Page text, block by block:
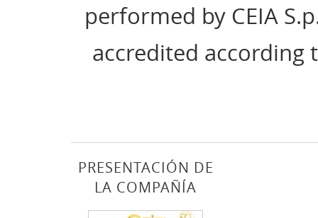
performed by CEIA
accredited according
PRESENTACIÓN DE
LA COMPAÑÍA